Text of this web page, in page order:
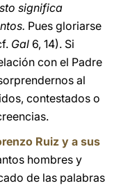
significa
Pues gloriarse
Gal 6, 14). Si
con el Padre
al
contestados o
Ruiz y a sus
hombres y
de las palabras